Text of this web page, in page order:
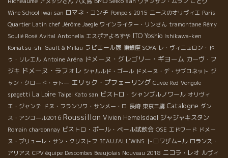
Wine School Iwai san ロマネ・コンチ Pompois 2015 ニースのオリヴィエ Paris
Quartier Latin chef Jérôme Jaegle ワインライター・リンさん tramontane Rémy
Soulié Rosé Avital Antonella エスポアよろずや ITO Yoshio Ishikawa-ken
Komatsu-shi Gault & Millau ラピエール家 東銀座 SOYA レ・ヴィニュロン・ド
ゥ・リレエル Antoine Aréna ドメーヌ・グレゴリー・ギヨーム カーヴ・フ
ジキ ドメーヌ・ラフォレ シャルルド・ゴール ドメーヌ・デ・サブロネット ジ
ャン・クロード・ラトー エリック・プフェーリング Cuvée Red Vongole
spagetti La Loire Taipei Kato san ビストロ・シャンブルノワール オリヴィ
エ・ジャンテ ドヌ・フランソワ・サンメー・ロ 長崎 東京三鷹 Catalogne ダン
ス・アンコール2016 Roussillon Vivien Hemelsdael ジャジャキスタン
Romain chardonnay ビストロ・ポール・ベール試飲会 OSE エドワード ドメー
ヌ・プリューレ・サン・クリストフ BEAUJ'ALL'WINS トロワザム−ル ロランス・
アリアス CPV équipe Descombes Beaujolais Nouveau 2018 ニコラ・レオ ルヴィ